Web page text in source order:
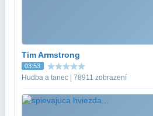
Tim Armstrong
03:53
Hudba a tanec | 78911 zobrazení